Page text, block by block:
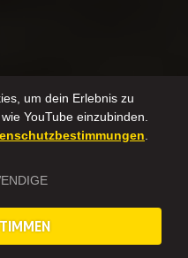
um dein Erlebnis zu
YouTube einzubinden.
.